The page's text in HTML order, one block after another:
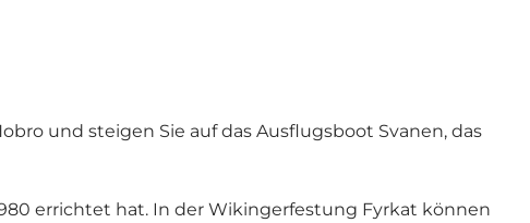
und steigen Sie auf das Ausflugsboot Svanen, das
errichtet hat. In der Wikingerfestung Fyrkat können